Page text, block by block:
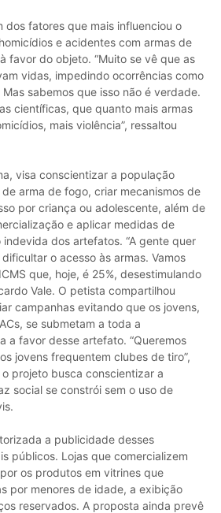
dos fatores que mais influenciou o
e acidentes com armas de
favor do objeto. “Muito se vê que as
vidas, impedindo ocorrências como
sabemos que isso não é verdade.
científicas, que quanto mais armas
mais violência”, ressaltou
visa conscientizar a população
arma de fogo, criar mecanismos de
por criança ou adolescente, além de
e aplicar medidas de
dos artefatos. “A gente quer
o acesso às armas. Vamos
que, hoje, é 25%, desestimulando
Vale. O petista compartilhou
campanhas evitando que os jovens,
se submetam a toda a
a favor desse artefato. “Queremos
jovens frequentem clubes de tiro”,
projeto busca conscientizar a
social se constrói sem o uso de
a publicidade desses
públicos. Lojas que comercializem
os produtos em vitrines que
por menores de idade, a exibição
reservados. A proposta ainda prevê